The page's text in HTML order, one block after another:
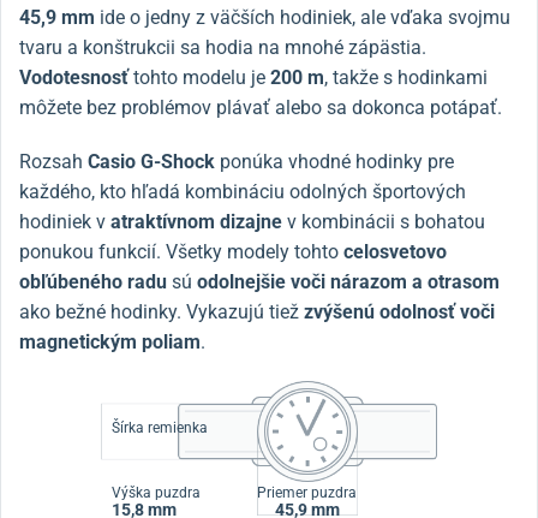
45,9 mm ide o jedny z väčších hodiniek, ale vďaka svojmu
tvaru a konštrukcii sa hodia na mnohé zápästia.
Vodotesnosťtohto modelu je 200 m, takže s hodinkami
môžete bez problémov plávať alebo sa dokonca potápať.
Rozsah Casio G-Shock ponúka vhodné hodinky pre
každého, kto hľadá kombináciu odolných športových
hodiniek v atraktívnom dizajne v kombinácii s bohatou
ponukou funkcií. Všetky modely tohto celosvetovo
obľúbeného radu sú odolnejšie voči nárazom a otrasom
ako bežné hodinky. Vykazujú tiež zvýšenú odolnosť voči
magnetickým poliam.
Šírka remienka
Výška puzdra
15,8 mm
Priemer puzdra
45,9 mm